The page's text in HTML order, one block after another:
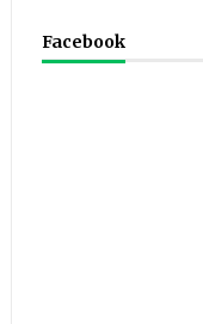
Facebook